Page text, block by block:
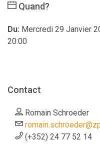
Quand?
Du: Mercredi 29 Janvier
20:00
Contact
Romain Schroeder
(+352) 24 77 52 14